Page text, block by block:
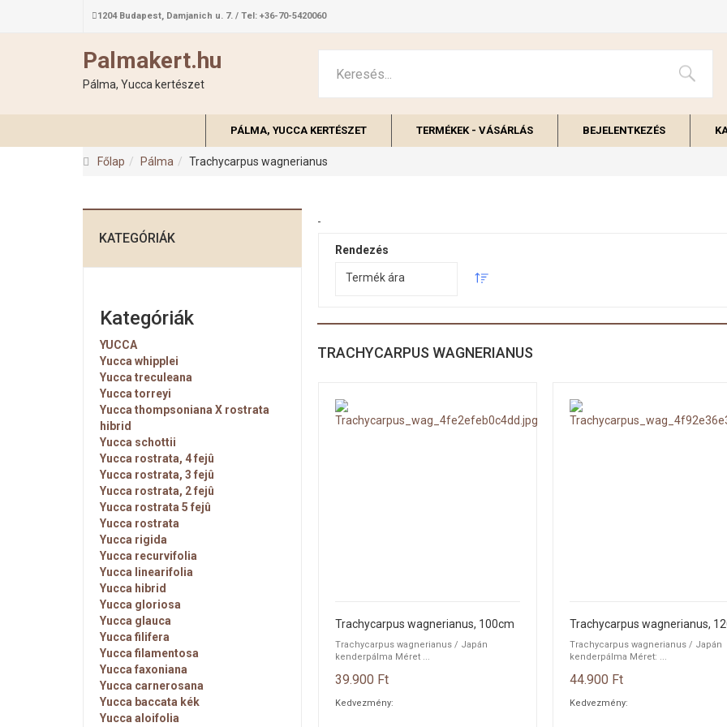
1204 Budapest, Damjanich u. 7. / Tel: +36-70-5420060
Palmakert.hu
Pálma, Yucca kertészet
PÁLMA, YUCCA KERTÉSZET TERMÉKEK - VÁSÁRLÁS BEJELENTKEZÉS
Főlap Pálma Trachycarpus wagnerianus
Rendezés
Termék ára
TRACHYCARPUS WAGNERIANUS
Trachycarpus wagnerianus, 100cm
Trachycarpus wagnerianus / Japán
kenderpálma Méret ...
39.900 Ft
Kedvezmény:
Trachycarpus wagnerianus,
Trachycarpus wagnerianus / Japán
kenderpálma Méret: ...
44.900 Ft
Kedvezmény:
KATEGÓRIÁK
Kategóriák
YUCCA
Yucca whipplei
Yucca treculeana
Yucca torreyi
Yucca thompsoniana X rostrata
hibrid
Yucca schottii
Yucca rostrata, 4 fejû
Yucca rostrata, 3 fejû
Yucca rostrata, 2 fejû
Yucca rostrata 5 fejû
Yucca rostrata
Yucca rigida
Yucca recurvifolia
Yucca linearifolia
Yucca hibrid
Yucca gloriosa
Yucca glauca
Yucca filifera
Yucca filamentosa
Yucca faxoniana
Yucca carnerosana
Yucca baccata kék
Yucca aloifolia